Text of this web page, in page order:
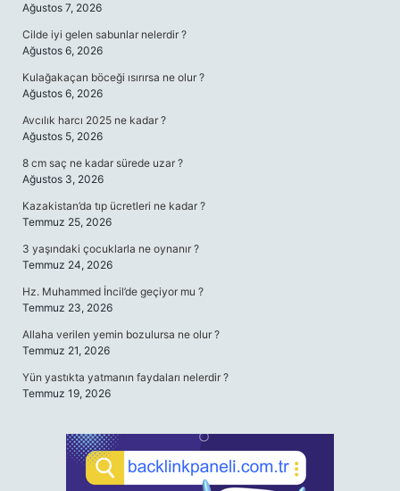
Ağustos 7, 2026
Cilde iyi gelen sabunlar nelerdir ?
Ağustos 6, 2026
Kulağakaçan böceği ısırırsa ne olur ?
Ağustos 6, 2026
Avcılık harcı 2025 ne kadar ?
Ağustos 5, 2026
8 cm saç ne kadar sürede uzar ?
Ağustos 3, 2026
Kazakistan’da tıp ücretleri ne kadar ?
Temmuz 25, 2026
3 yaşındaki çocuklarla ne oynanır ?
Temmuz 24, 2026
Hz. Muhammed İncil’de geçiyor mu ?
Temmuz 23, 2026
Allaha verilen yemin bozulursa ne olur ?
Temmuz 21, 2026
Yün yastıkta yatmanın faydaları nelerdir ?
Temmuz 19, 2026